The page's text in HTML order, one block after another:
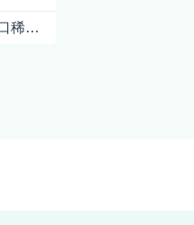
日本近期自中國進口稀土銳減逾八成，導致產業界加速與澳印合作開拓替代供應鏈